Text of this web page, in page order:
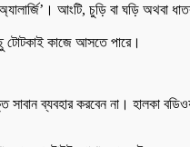
আংটি, চুড়ি বা ঘড়ি অথবা
টোটকাই কাজে আসতে পারে।
ব্যবহার করবেন না। হালকা